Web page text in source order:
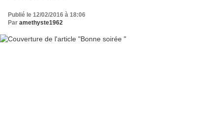
Publié le 12/02/2016 à 18:06
Par amethyste1962